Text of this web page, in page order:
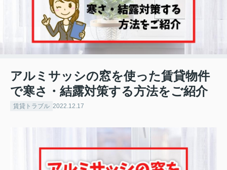
アルミサッシの窓を使った賃貸物件
で寒さ・結露対策する方法をご紹介
賃貸トラブル 2022.12.17